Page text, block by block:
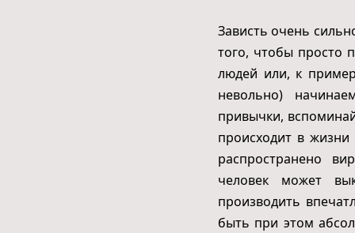
Зависть очень
того, чтобы просто
людей или, к
невольно)
привычки,
происходит в жизни
распространено
человек может
производить
быть при этом